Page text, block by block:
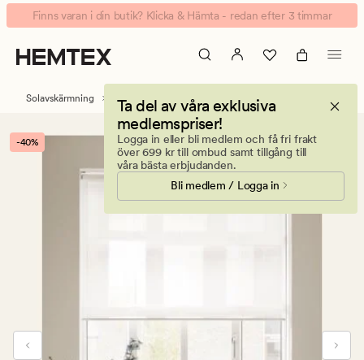
Tea
transparent
rullgardin
offwhite
Animerad
banner.
Klicka
på
att
pausa.
Finns varan i din butik? Klicka & Hämta - redan efter 3 timmar
Ta del av våra exklusiva
medlemspriser!
Logga in eller bli medlem och få fri frakt
över 699 kr till ombud samt tillgång till
våra bästa erbjudanden.
Bli medlem / Logga in
Solavskärmning Rullgardiner
-40%